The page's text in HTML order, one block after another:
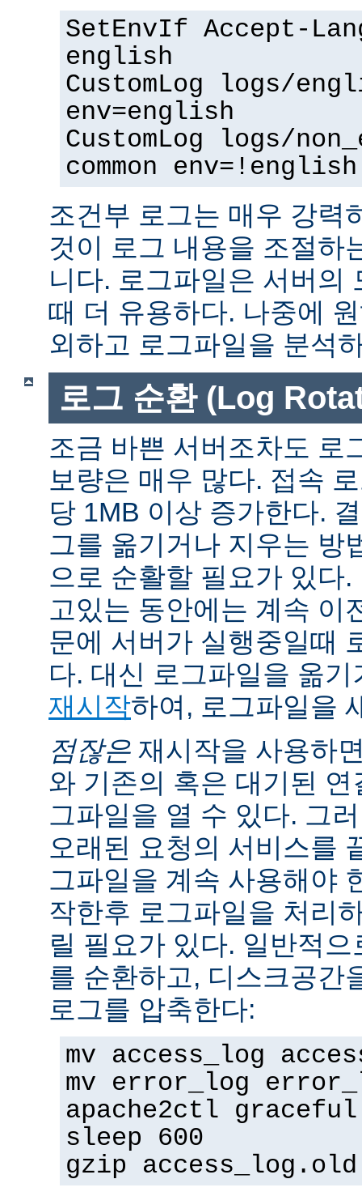
SetEnvIf Accept-
english
CustomLog logs/
env=english
CustomLog logs/
common env=!english
조건부 로그는 매우 강력
것이 로그 내용을 조절하
니다. 로그파일은 서버의
때 더 유용하다. 나중에
외하고 로그파일을 분석
로그 순환 (Log
조금 바쁜 서버조차도 로
보량은 매우 많다. 접속
당 1MB 이상 증가한다.
그를 옮기거나 지우는 방
으로 순활할 필요가 있다
고있는 동안에는 계속 이
문에 서버가 실행중일때
다. 대신 로그파일을 옮
재시작하여, 로그파일을
점잖은 재시작을 사용하
와 기존의 혹은 대기된
그파일을 열 수 있다. 그
오래된 요청의 서비스를
그파일을 계속 사용해야
작한후 로그파일을 처리
릴 필요가 있다. 일반적
를 순환하고, 디스크공간
로그를 압축한다:
mv access_log
mv error_log
apache2ctl graceful
sleep 600
gzip